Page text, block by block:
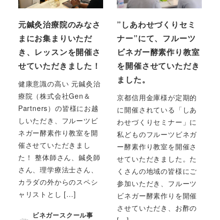
元鍼灸治療院のみなさ
まにお集まりいただ
き、レッスンを開催さ
せていただきました！
健康意識の高い 元鍼灸治
療院（株式会社Gen＆
Partners）の皆様にお越
しいただき、フルーツビ
ネガー酵素作り教室を開
催させていただきまし
た！ 整体師さん、鍼灸師
さん、理学療法士さん、
カラダの外からのスペシ
ャリストとし […]
ビネガースクール事
”しあわせづくりセミ
ナー”にて、フルーツ
ビネガー酵素作り教室
を開催させていただき
ました。
京都信用金庫様が定期的
に開催されている「しあ
わせづくりセミナー」に
私どものフルーツビネガ
ー酵素作り教室を開催さ
せていただきました。た
くさんの地域の皆様にご
参加いただき、フルーツ
ビネガー酵素作りを開催
させていただき、お酢の